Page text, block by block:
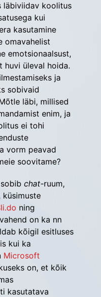
läbiviidav koolitus
kui
kasutamine
omavahelist
emotsionaalsust,
huvi üleval hoida.
ja
sobivaid
läbi, millised
enim, ja
ei tohi
vorm peavad
soovitame?
chat-ruum,
küsimuste
on ka nn
kõigil esitluses
kui ka
Microsoft
on, et kõik
kasutatava